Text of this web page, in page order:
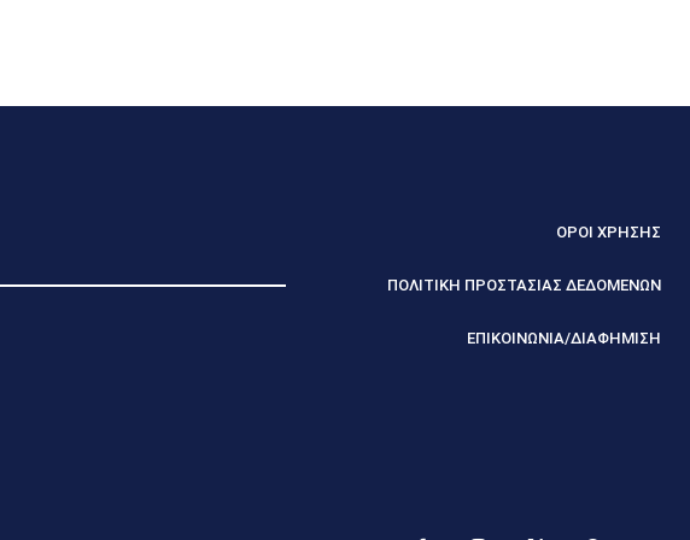
ΟΡΟΙ ΧΡΗΣΗΣ
ΠΟΛΙΤΙΚΗ ΠΡΟΣΤΑΣΙΑΣ ΔΕΔΟΜΕΝΩΝ
ΕΠΙΚΟΙΝΩΝΙΑ/ΔΙΑΦΗΜΙΣΗ